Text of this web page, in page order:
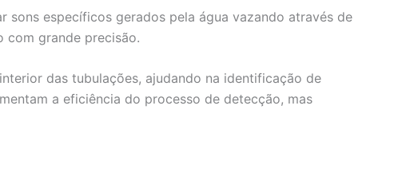
sons específicos gerados pela água vazando através de
com grande precisão.
das tubulações, ajudando na identificação de
a eficiência do processo de detecção, mas